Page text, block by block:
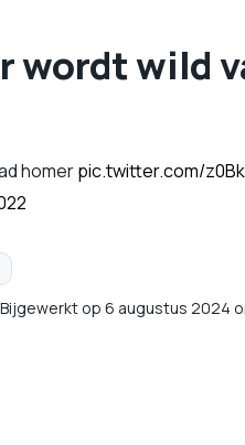
wordt wild
homerpic.twitter.com/
Bijgewerkt op 6 augustus 2024